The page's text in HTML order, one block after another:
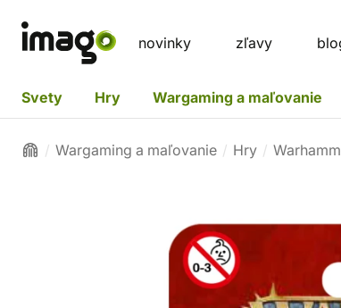
novinky zľavy
Svety Hry Wargaming a maľovanie
Wargaming a maľovanie Hry